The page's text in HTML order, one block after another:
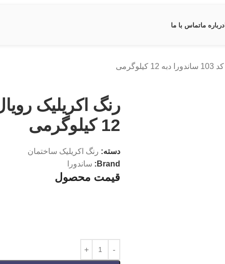
درباره ماتماس با ما
12 کیلوگرمی
دسته: رنگ اکریلیک ساختمان
Brand:
ساندورا
قیمت محصول